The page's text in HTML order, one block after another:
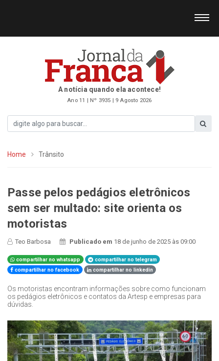
A notícia quando ela acontece!
Ano 11 | Nº 3935 | 9 Agosto 2026
Home Trânsito
Passe pelos pedágios eletrônicos
sem ser multado: site orienta os
motoristas
Teo Barbosa Publicado em 18 de junho de 2025 às 09:00
compartilhar no whatsapp
compartilhar no telegram
compartilhar no facebook
compartilhar no linkedin
Os motoristas encontram informações sobre como funcionam
os pedágios eletrônicos e contatos da Artesp e empresas para
dúvidas.